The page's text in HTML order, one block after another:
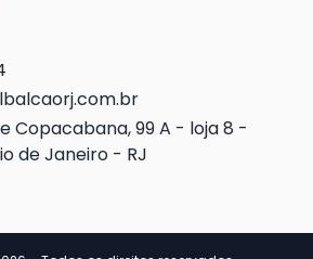
Copacabana, 99 A - loja 8 -
de Janeiro - RJ